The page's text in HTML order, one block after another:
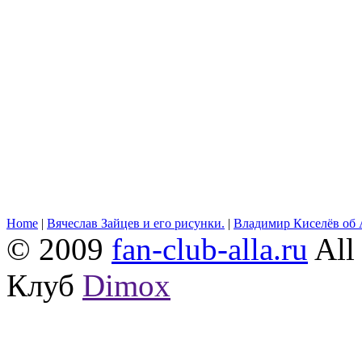
Home | Вячеслав Зайцев и его рисунки. | Владимир Киселёв об
© 2009 fan-club-alla.ru All
Клуб Dimox